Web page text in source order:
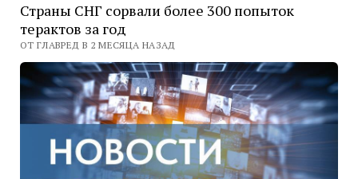
Страны СНГ сорвали более 300 попыток
терактов за год
ОТ ГЛАВРЕД В 2 МЕСЯЦА НАЗАД